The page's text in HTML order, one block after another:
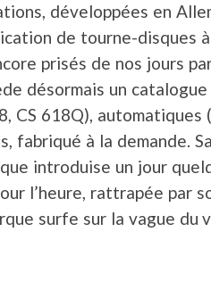
développées en
de tourne-disques
prisés de nos jours
désormais un
CS 618Q),
fabriqué à la demande.
introduise un jour
l’heure, rattrapée par
surfe sur la vague du